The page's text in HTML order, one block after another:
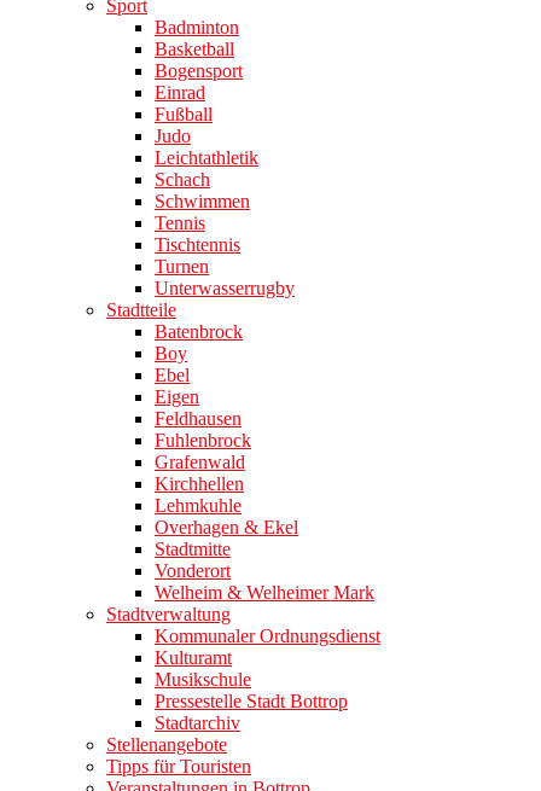
Sport
Badminton
Basketball
Bogensport
Einrad
Fußball
Judo
Leichtathletik
Schach
Schwimmen
Tennis
Tischtennis
Turnen
Unterwasserrugby
Stadtteile
Batenbrock
Boy
Ebel
Eigen
Feldhausen
Fuhlenbrock
Grafenwald
Kirchhellen
Lehmkuhle
Overhagen & Ekel
Stadtmitte
Vonderort
Welheim & Welheimer Mark
Stadtverwaltung
Kommunaler Ordnungsdienst
Kulturamt
Musikschule
Pressestelle Stadt Bottrop
Stadtarchiv
Stellenangebote
Tipps für Touristen